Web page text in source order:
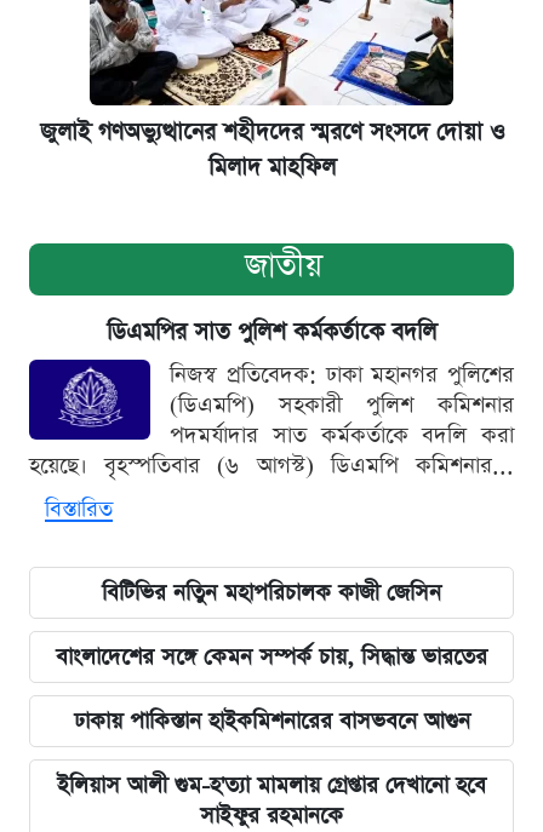
জুলাই গণঅভ্যুত্থানের শহীদদের স্মরণে সংসদে দোয়া ও
মিলাদ মাহফিল
জাতীয়
ডিএমপির সাত পুলিশ কর্মকর্তাকে বদলি
নিজস্ব প্রতিবেদক: ঢাকা মহানগর পুলিশের
(ডিএমপি) সহকারী পুলিশ কমিশনার
পদমর্যাদার সাত কর্মকর্তাকে বদলি করা
হয়েছে। বৃহস্পতিবার (৬ আগস্ট) ডিএমপি কমিশনার...
বিস্তারিত
বিটিভির নতিুন মহাপরিচালক কাজী জেসিন
বাংলাদেশের সঙ্গে কেমন সম্পর্ক চায়, সিদ্ধান্ত ভারতের
ঢাকায় পাকিস্তান হাইকমিশনারের বাসভবনে আগুন
ইলিয়াস আলী গুম-হ'ত্যা মামলায় গ্রেপ্তার দেখানো হবে
সাইফুর রহমানকে